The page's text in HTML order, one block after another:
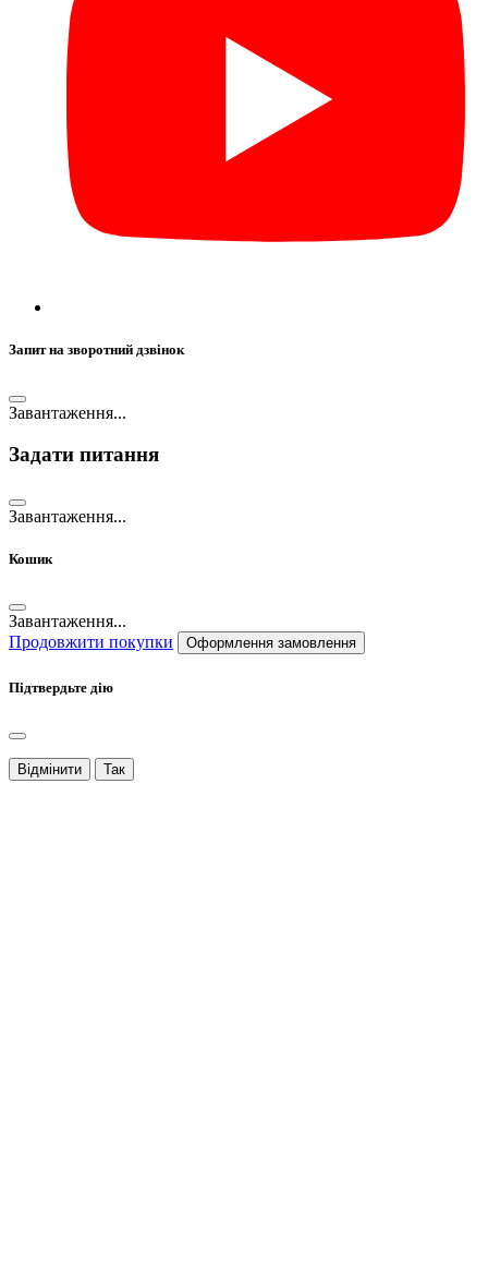
Запит на зворотний дзвінок
Завантаження...
Задати питання
Завантаження...
Кошик
Завантаження...
Продовжити покупки
Оформлення замовлення
Підтвердьте дію
Відмінити Так